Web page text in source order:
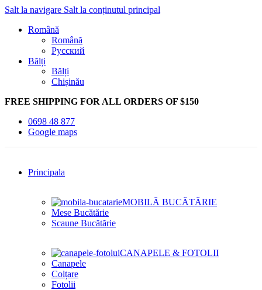
Salt la navigare Salt la conținutul principal
Română
Română
Русский
Bălți
Bălți
Chișinău
FREE SHIPPING FOR ALL ORDERS OF $150
0698 48 877
Google maps
Principala
MOBILĂ BUCĂTĂRIE
Mese Bucătărie
Scaune Bucătărie
CANAPELE & FOTOLII
Canapele
Colțare
Fotolii